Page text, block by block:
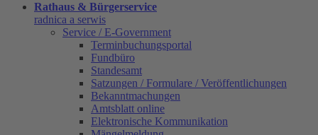
Rathaus & Bürgerservice
radnica a serwis
Service / E-Government
Terminbuchungsportal
Fundbüro
Standesamt
Satzungen / Formulare / Veröffentlichungen
Bekanntmachungen
Amtsblatt online
Elektronische Kommunikation